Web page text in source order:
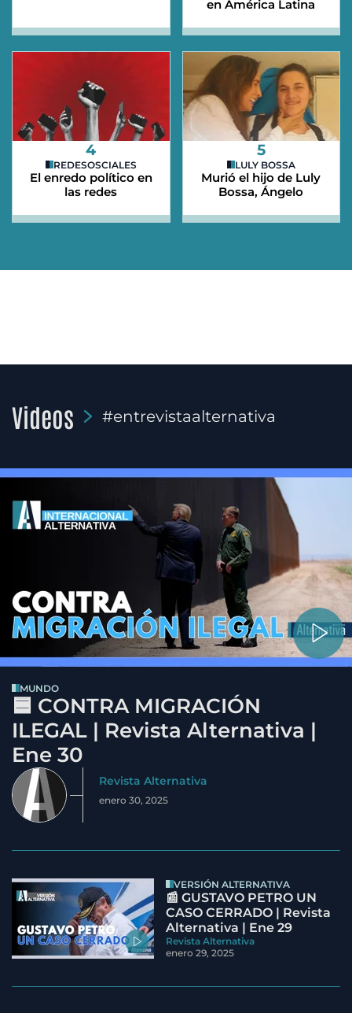
en América Latina
4
REDESOSCIALES
El enredo político en
las redes
5
LULY BOSSA
Murió el hijo de Luly
Bossa, Ángelo
Videos #entrevistaalternativa
MUNDO
🟦 CONTRA MIGRACIÓN
ILEGAL | Revista Alternativa |
Ene 30
Revista Alternativa
enero 30, 2025
VERSIÓN ALTERNATIVA
📰 GUSTAVO PETRO UN
CASO CERRADO | Revista
Alternativa | Ene 29
Revista Alternativa
enero 29, 2025